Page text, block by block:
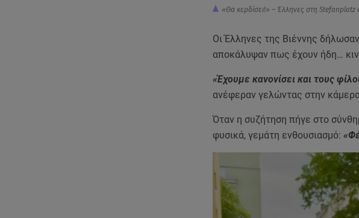
«Θα κερδίσει!» – Έλληνες στη
Οι Έλληνες της Βιέννης
αποκάλυψαν πως έχουν ήδη…
«Έχουμε κανονίσει και τους
ανέφεραν γελώντας στην
Όταν η συζήτηση πήγε στο
φυσικά, γεμάτη ενθουσιασμό: